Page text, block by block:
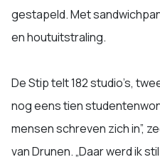
gestapeld. Met
en houtuitstraling.
De Stip telt 182 studio’s,
nog eens tien
mensen schreven zich in”,
van Drunen. „Daar werd ik